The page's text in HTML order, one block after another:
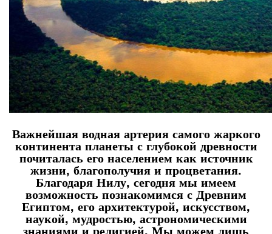
Важнейшая водная артерия самого жаркого
континента планеты с глубокой древности
почиталась его населением как источник
жизни, благополучия и процветания.
Благодаря Нилу, сегодня мы имеем
возможность познакомимся с Древним
Египтом, его архитектурой, искусством,
наукой, мудростью, астрономическими
знаниями и религией. Мы можем лишь